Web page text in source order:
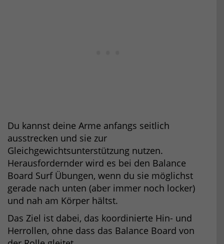
Du kannst deine Arme anfangs seitlich
ausstrecken und sie zur
Gleichgewichtsunterstützung nutzen.
Herausfordernder wird es bei den Balance
Board Surf Übungen, wenn du sie möglichst
gerade nach unten (aber immer noch locker)
und nah am Körper hältst.
Das Ziel ist dabei, das koordinierte Hin- und
Herrollen, ohne dass das Balance Board von